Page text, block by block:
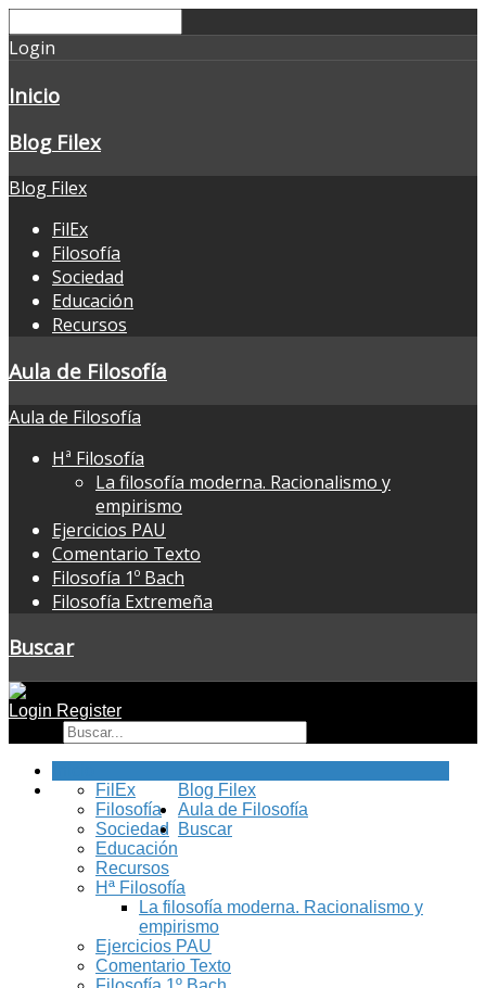
Login
Inicio
Blog Filex
Blog Filex
FilEx
Filosofía
Sociedad
Educación
Recursos
Aula de Filosofía
Aula de Filosofía
Hª Filosofía
La filosofía moderna. Racionalismo y
empirismo
Ejercicios PAU
Comentario Texto
Filosofía 1º Bach
Filosofía Extremeña
Buscar
Login Register
Blog Filex
FilEx
Filosofía
Sociedad
Educación
Recursos
Aula de Filosofía
Hª Filosofía
La filosofía moderna. Racionalismo y
empirismo
Ejercicios PAU
Comentario Texto
Buscar